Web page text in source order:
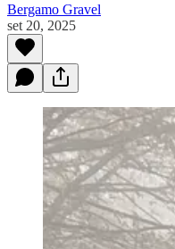
Bergamo Gravel
set 20, 2025